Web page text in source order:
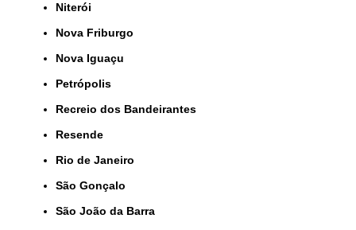
Niterói
Nova Friburgo
Nova Iguaçu
Petrópolis
Recreio dos Bandeirantes
Resende
Rio de Janeiro
São Gonçalo
São João da Barra